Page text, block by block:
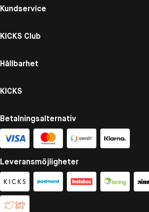
Kundservice
KICKS Club
Hållbarhet
KICKS
Betalningsalternativ
Leveransmöjligheter